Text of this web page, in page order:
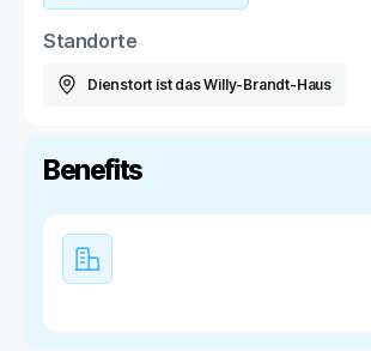
Standorte
Dienstort ist das Willy-Brandt-Haus
Benefits